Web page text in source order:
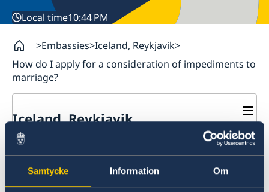
Samtycke Information Om
Local time10:44 PM
Embassies Iceland, Reykjavik
How do I apply for a consideration of impediments to
marriage?
Iceland, Reykjavik
Contact and opening hours
About us
Ambassador
General Data Protection Regulation (GDPR)
Current
How do I apply for a
consideration of